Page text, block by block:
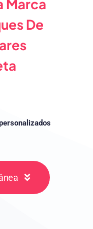
Marca
De